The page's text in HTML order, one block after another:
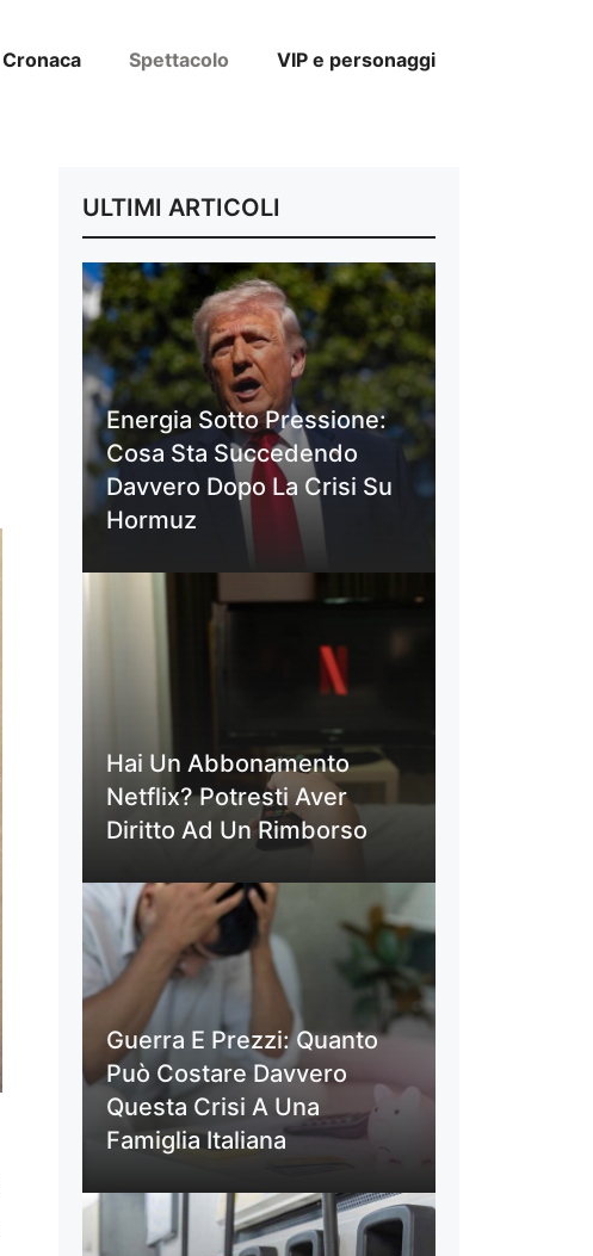
Cronaca Spettacolo VIP e personaggi
ULTIMI ARTICOLI
Energia Sotto Pressione:
Cosa Sta Succedendo
Davvero Dopo La Crisi Su
Hormuz
Hai Un Abbonamento
Netflix? Potresti Aver
Diritto Ad Un Rimborso
Guerra E Prezzi: Quanto
Può Costare Davvero
Questa Crisi A Una
Famiglia Italiana